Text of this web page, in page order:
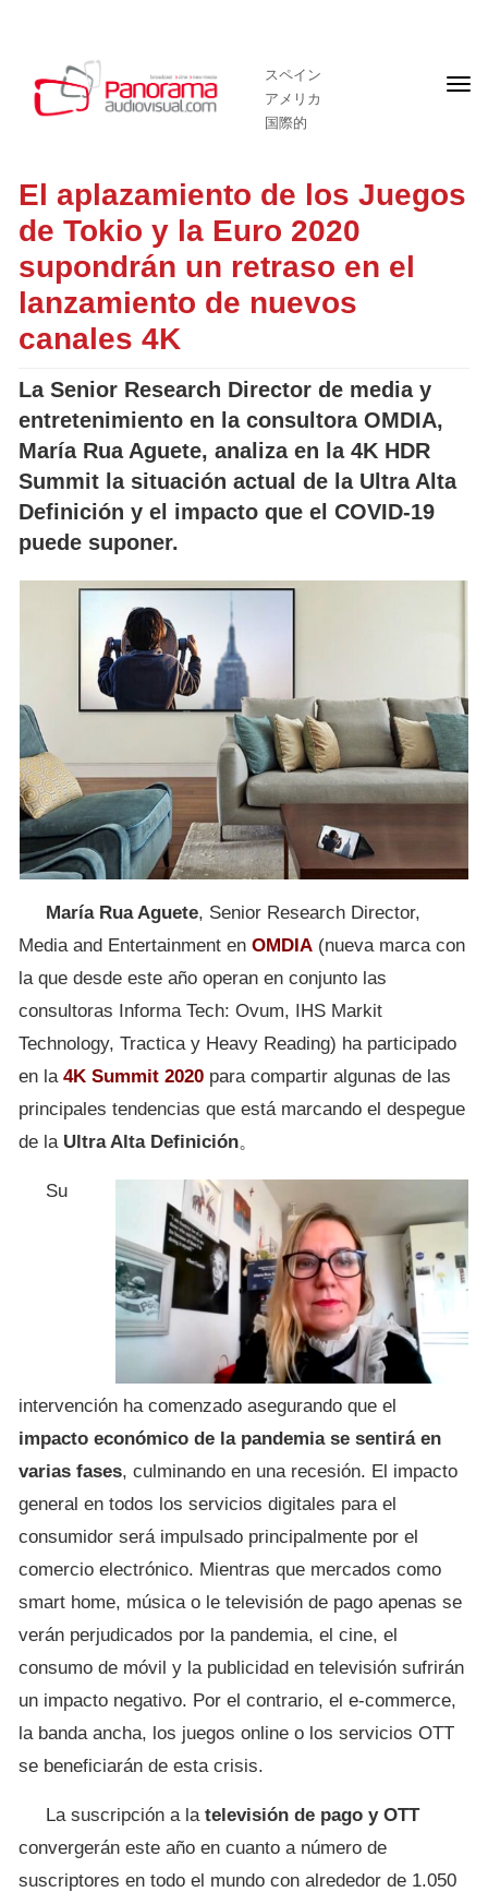
スペイン
アメリカ
国際的
フ
ジ
El aplazamiento de los Juegos
de Tokio y la Euro 2020
supondrán un retraso en el
lanzamiento de nuevos
canales 4K
La Senior Research Director de media y
entretenimiento en la consultora OMDIA,
María Rua Aguete, analiza en la 4K HDR
Summit la situación actual de la Ultra Alta
Definición y el impacto que el COVID-19
puede suponer.
María Rua Aguete, Senior Research Director,
Media and Entertainment en OMDIA (nueva marca con
la que desde este año operan en conjunto las
consultoras Informa Tech: Ovum, IHS Markit
Technology, Tractica y Heavy Reading) ha participado
en la 4K Summit 2020 para compartir algunas de las
principales tendencias que está marcando el despegue
de la Ultra Alta Definición。
Su
intervención ha comenzado asegurando que el
impacto económico de la pandemia se sentirá en
varias fases, culminando en una recesión. El impacto
general en todos los servicios digitales para el
consumidor será impulsado principalmente por el
comercio electrónico. Mientras que mercados como
smart home, música o le televisión de pago apenas se
verán perjudicados por la pandemia, el cine, el
consumo de móvil y la publicidad en televisión sufrirán
un impacto negativo. Por el contrario, el e-commerce,
la banda ancha, los juegos online o los servicios OTT
se beneficiarán de esta crisis.
La suscripción a la televisión de pago y OTT
convergerán este año en cuanto a número de
suscriptores en todo el mundo con alrededor de 1.050